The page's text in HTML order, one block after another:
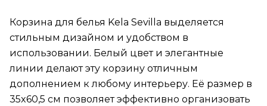
Корзина для белья Kela Sevilla выделяется
стильным дизайном и удобством в
использовании. Белый цвет и элегантные
линии делают эту корзину отличным
дополнением к любому интерьеру. Её размер в
35x60,5 см позволяет эффективно организовать